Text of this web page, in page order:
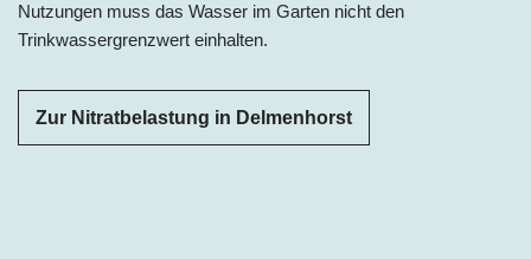
Nutzungen muss das Wasser im Garten nicht den
Trinkwassergrenzwert einhalten.
Zur Nitratbelastung in Delmenhorst